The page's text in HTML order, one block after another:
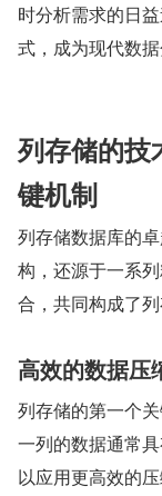
时分析需求的日
式，成为现代数
列存储的技
键机制
列存储数据库的
构，还源于一系
合，共同构成了列
高效的数据压
列存储的第一个
一列的数据通常
以应用更高效的